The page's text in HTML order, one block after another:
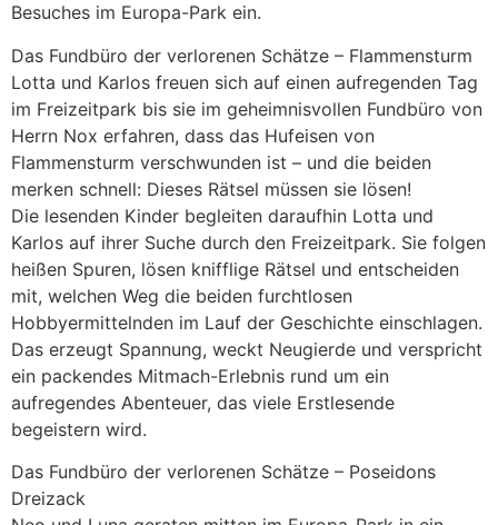
Besuches im Europa-Park ein.
Das Fundbüro der verlorenen Schätze – Flammensturm
Lotta und Karlos freuen sich auf einen aufregenden Tag
im Freizeitpark bis sie im geheimnisvollen Fundbüro von
Herrn Nox erfahren, dass das Hufeisen von
Flammensturm verschwunden ist – und die beiden
merken schnell: Dieses Rätsel müssen sie lösen!
Die lesenden Kinder begleiten daraufhin Lotta und
Karlos auf ihrer Suche durch den Freizeitpark. Sie folgen
heißen Spuren, lösen knifflige Rätsel und entscheiden
mit, welchen Weg die beiden furchtlosen
Hobbyermittelnden im Lauf der Geschichte einschlagen.
Das erzeugt Spannung, weckt Neugierde und verspricht
ein packendes Mitmach-Erlebnis rund um ein
aufregendes Abenteuer, das viele Erstlesende
begeistern wird.
Das Fundbüro der verlorenen Schätze – Poseidons
Dreizack